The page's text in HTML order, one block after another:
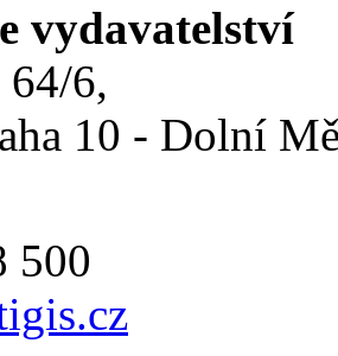
vydavatelství
64/6,
10 - Dolní
500